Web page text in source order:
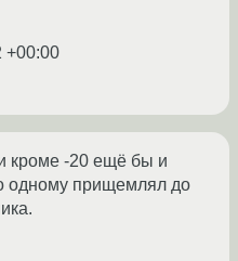
+00:00
кроме -20 ещё бы и
одному прищемлял до